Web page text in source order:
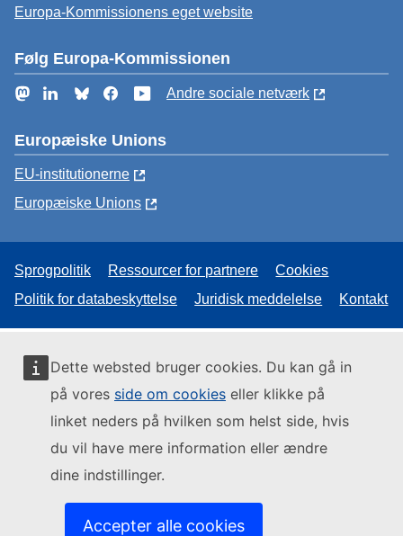
Dette websted bruger cookies. Du kan gå in
på vores side om cookies eller klikke på
linket neders på hvilken som helst side, hvis
du vil have mere information eller ændre
dine indstillinger.
Accepter alle cookies
Europa-Kommissionens eget website
Følg Europa-Kommissionen
MastodonLinkedInBlueskyFacebookYouTube
Andre sociale netværk
Europæiske Unions
EU-institutionerne
Europæiske Unions
Sprogpolitik Ressourcer for partnere
Cookies
Politik for databeskyttelse
Juridisk meddelelse Kontakt